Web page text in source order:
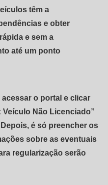
têm a
e obter
e sem a
até um ponto
o portal e clicar
Não Licenciado”
é só preencher os
sobre as eventuais
regularização serão